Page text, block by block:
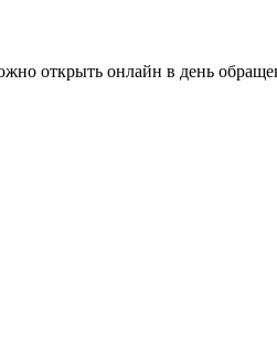
открыть онлайн в день